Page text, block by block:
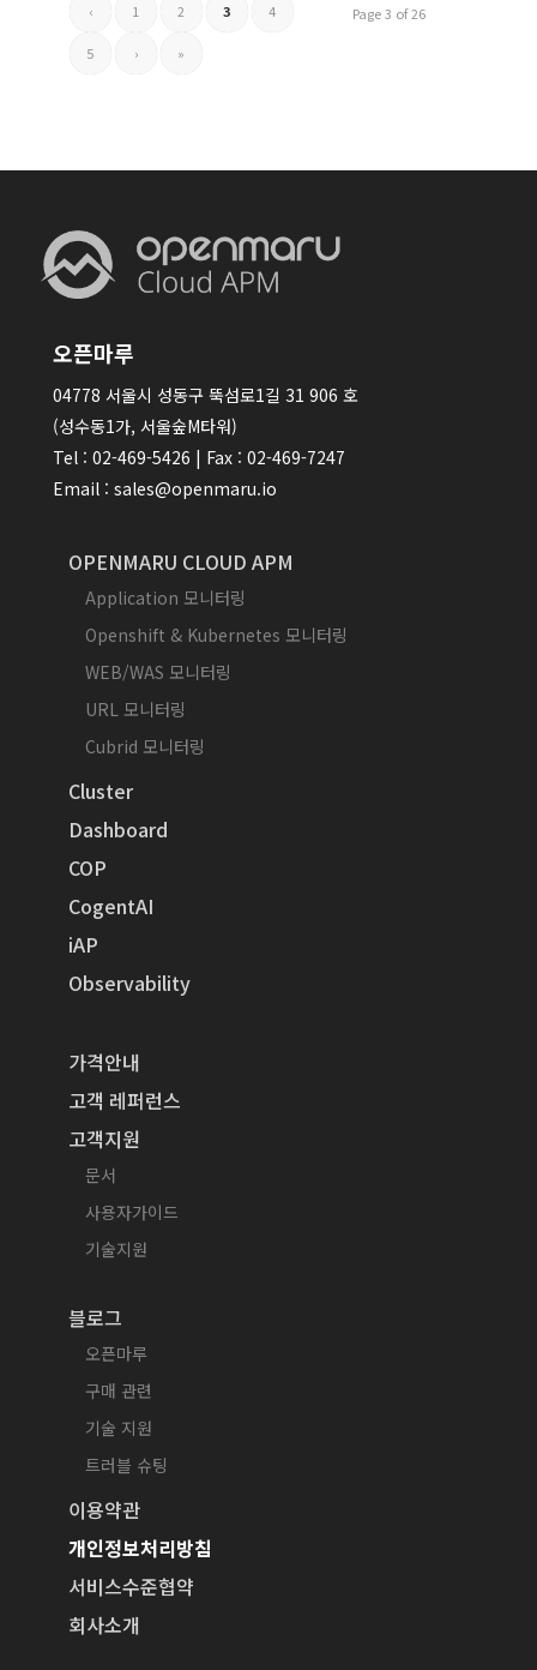
Page 3 of 26
‹ 1 2 3 4
5 › »
오픈마루
04778 서울시 성동구 뚝섬로1길 31 906 호
(성수동1가, 서울숲M타워)
Tel : 02-469-5426 | Fax : 02-469-7247
Email : sales@openmaru.io
OPENMARU CLOUD APM
Application 모니터링
Openshift & Kubernetes 모니터링
WEB/WAS 모니터링
URL 모니터링
Cubrid 모니터링
Cluster
Dashboard
COP
CogentAI
iAP
Observability
가격안내
고객 레퍼런스
고객지원
문서
사용자가이드
기술지원
블로그
오픈마루
구매 관련
기술 지원
트러블 슈팅
이용약관
개인정보처리방침
서비스수준협약
회사소개